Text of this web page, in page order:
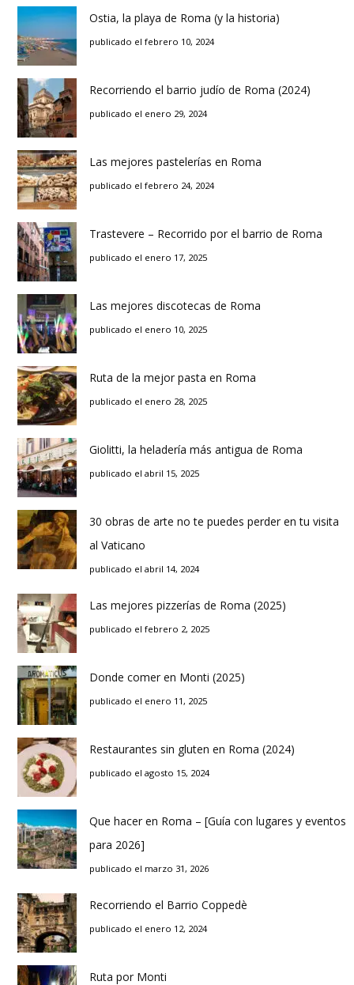
Ostia, la playa de Roma (y la historia)
publicado el febrero 10, 2024
Recorriendo el barrio judío de Roma (2024)
publicado el enero 29, 2024
Las mejores pastelerías en Roma
publicado el febrero 24, 2024
Trastevere – Recorrido por el barrio de Roma
publicado el enero 17, 2025
Las mejores discotecas de Roma
publicado el enero 10, 2025
Ruta de la mejor pasta en Roma
publicado el enero 28, 2025
Giolitti, la heladería más antigua de Roma
publicado el abril 15, 2025
30 obras de arte no te puedes perder en tu visita
al Vaticano
publicado el abril 14, 2024
Las mejores pizzerías de Roma (2025)
publicado el febrero 2, 2025
Donde comer en Monti (2025)
publicado el enero 11, 2025
Restaurantes sin gluten en Roma (2024)
publicado el agosto 15, 2024
Que hacer en Roma – [Guía con lugares y eventos
para 2026]
publicado el marzo 31, 2026
Recorriendo el Barrio Coppedè
publicado el enero 12, 2024
Ruta por Monti